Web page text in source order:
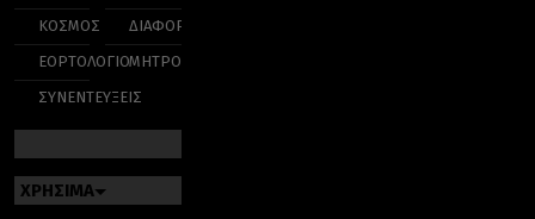
ΚΟΣΜΟΣ
ΕΟΡΤΟΛΟΓΙΟ
ΣΥΝΕΝΤΕΥΞΕΙΣ
ΔΙΑΦΟΡΑ
ΜΗΤΡΟΠΟΛΕΙΣ
ΧΡΗΣΙΜΑ